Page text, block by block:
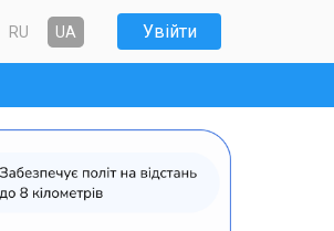
RU UA Увійти